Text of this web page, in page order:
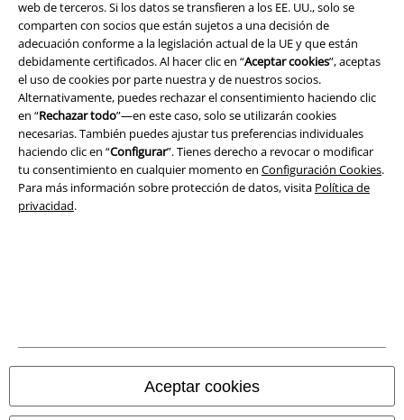
web de terceros. Si los datos se transfieren a los EE. UU., solo se
comparten con socios que están sujetos a una decisión de
adecuación conforme a la legislación actual de la UE y que están
debidamente certificados. Al hacer clic en “Aceptar cookies”, aceptas
el uso de cookies por parte nuestra y de nuestros socios.
Alternativamente, puedes rechazar el consentimiento haciendo clic
en “Rechazar todo”—en este caso, solo se utilizarán cookies
necesarias. También puedes ajustar tus preferencias individuales
haciendo clic en “Configurar”. Tienes derecho a revocar o modificar
tu consentimiento en cualquier momento en Configuración Cookies.
Para más información sobre protección de datos, visita Política de
privacidad.
Aceptar cookies
Legal
Términos y Condiciones
Aviso Legal
Ley protección de datos
Cancelar pedido